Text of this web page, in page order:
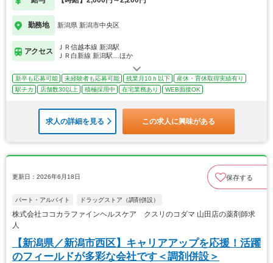
勤務地 新潟県 新潟市中央区
アクセス
ＪＲ信越本線 新潟駅
ＪＲ白新線 新潟駅…ほか
新卒も応募可能 未経験者も応募可能 残業月10ｈ以下
産休・育休取得実績有り
駅チカ
店舗数30以上 積極採用中 在宅業務あり WEB面接OK
求人の詳細を見る この求人に興味がある
更新日：2026年6月18日 保存する
パート・アルバイト ドラッグストア（調剤併設）
株式会社ココカラファインヘルスケア クスリのコダマ 山田店の薬剤師求
人
【新潟県／新潟市西区】キャリアアップを応援！活躍
のフィールドが多彩な会社です＜調剤併設＞